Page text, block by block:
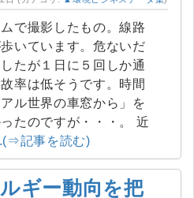
で撮影したもの。線路
いています。危ないだ
たが１日に５回しか通
率は低そうです。時間
ル世界の車窓から」を
たのですが・・・。 近
記事を読む)
ギー動向を把